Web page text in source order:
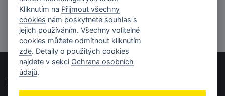
Časté otázky a odpovědi
Kliknutím na Přijmout všechny
cookies nám poskytnete souhlas s
jejich používáním. Všechny volitelné
cookies můžete odmítnout kliknutím
zde . Detaily o použitých cookies
najdete v sekci Ochrana osobních
údajů